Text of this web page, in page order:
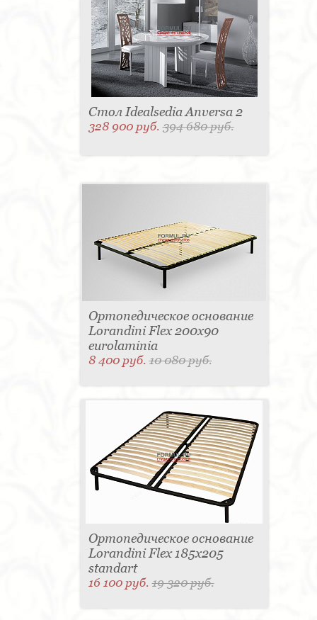
Стол Idealsedia Anversa 2
328 900 руб.394 680 руб.
Ортопедическое основание
Lorandini Flex 200x90
eurolaminia
8 400 руб.10 080 руб.
Ортопедическое основание
Lorandini Flex 185x205
standart
16 100 руб.19 320 руб.